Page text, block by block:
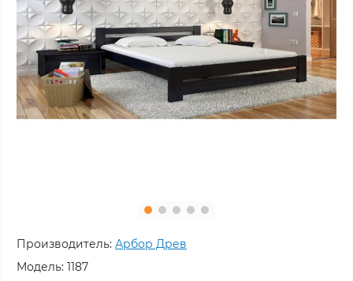
Производитель: Арбор Древ
Модель: 1187